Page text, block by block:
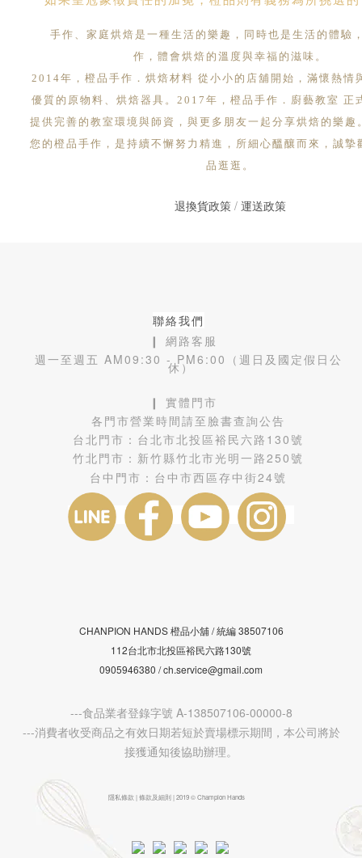
手作、家庭烘焙是一種生活的樂趣，同時也是生活的體驗
作，體會烘焙的溫度與幸福的滋味。
2014年，橙品手作．烘焙材料 從小小的店舖開始，滿懷熱情
優質的原物料、烘焙器具。2017年，橙品手作．廚藝教室 正
提供完善的教室環境與師資，與更多朋友一起分享烘焙的樂趣
您的橙品手作，是持續不懈努力精進，所細心醞釀而來，誠摯
品逛逛。
退換貨政策/ 運送政策
聯絡我們
❙ 網路客服
週一至週五 AM09:30 - PM6:00（週日及國定假日公
休）
❙ 實體門市
各門市營業時間請至臉書查詢公告
台北門市： 台北市北投區裕民六路130號
竹北門市： 新竹縣竹北市光明一路250號
台中門市： 台中市西區存中街24號
CHANPION HANDS 橙品小舖 /統編38507106
112台北市北投區裕民六路130號
0905946380 / ch.service@gmail.com
---食品業者登錄字號 A-138507106-00000-8
---消費者收受商品之有效日期若短於賣場標示期間，本公司將於
接獲通知後協助辦理。
隱私條款 | 條款及細則 | 2019 © Champion Hands